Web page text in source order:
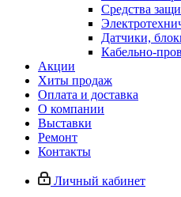
Средства
Датчики,
Кабельно-
Акции
Хиты продаж
Оплата и доставка
О компании
Выставки
Ремонт
Контакты
Личный кабинет